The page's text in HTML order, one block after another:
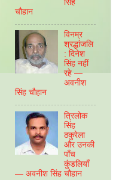
सिंह
चौहान
विनम्र
श्रद्धांजलि
: दिनेश
सिंह नहीं
रहे —
अवनीश
सिंह चौहान
त्रिलोक
सिंह
ठकुरेला
और उनकी
पाँच
कुंडलियाँ
— अवनीश सिंह चौहान